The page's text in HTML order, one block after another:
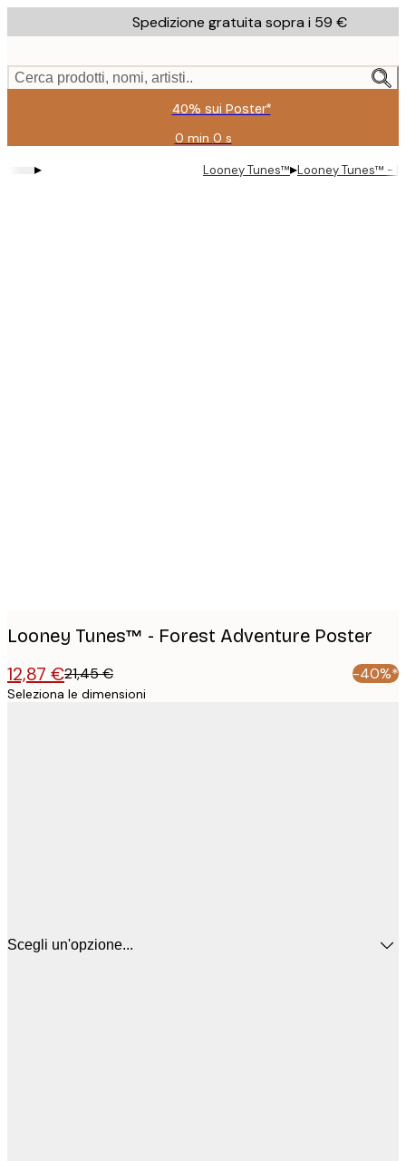
to
content.
Spedizione gratuita sopra i 59 €
Cerca prodotti, nomi, artisti..
40% sui Poster*
0 min 0 s
Valido
fino
a:
▸ Looney Tunes™▸Looney Tunes™ -
Looney Tunes™ - Forest Adventure Poster
12,87 €21,45 € -40%*
Seleziona le dimensioni
Scegli un'opzione...